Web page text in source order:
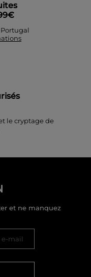
le cryptage de
et ne manquez